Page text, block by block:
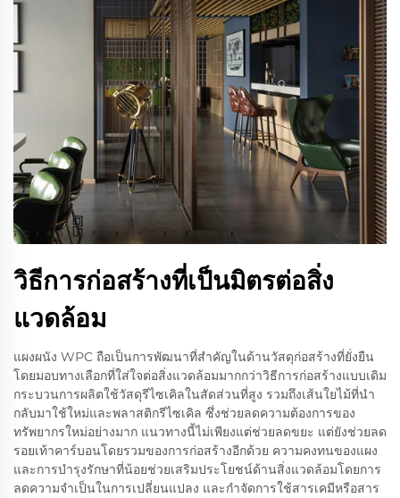
วิธีการก่อสร้างที่เป็นมิตรต่อสิ่ง
แวดล้อม
แผงผนัง WPC ถือเป็นการพัฒนาที่สำคัญในด้านวัสดุก่อสร้างที่ยั่งยืน
โดยมอบทางเลือกที่ใส่ใจต่อสิ่งแวดล้อมมากกว่าวิธีการก่อสร้างแบบเดิม
กระบวนการผลิตใช้วัสดุรีไซเคิลในสัดส่วนที่สูง รวมถึงเส้นใยไม้ที่นำ
กลับมาใช้ใหม่และพลาสติกรีไซเคิล ซึ่งช่วยลดความต้องการของ
ทรัพยากรใหม่อย่างมาก แนวทางนี้ไม่เพียงแต่ช่วยลดขยะ แต่ยังช่วยลด
รอยเท้าคาร์บอนโดยรวมของการก่อสร้างอีกด้วย ความคงทนของแผง
และการบำรุงรักษาที่น้อยช่วยเสริมประโยชน์ด้านสิ่งแวดล้อมโดยการ
ลดความจำเป็นในการเปลี่ยนแปลง และกำจัดการใช้สารเคมีหรือสาร